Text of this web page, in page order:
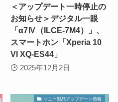
＜アップデート一時停止の
お知らせ＞デジタル一眼
「α7Ⅳ（ILCE-7M4）」、
スマートホン「Xperia 10
VI XQ-ES44」
2025年12月2日
ソニー製品アップデート情報